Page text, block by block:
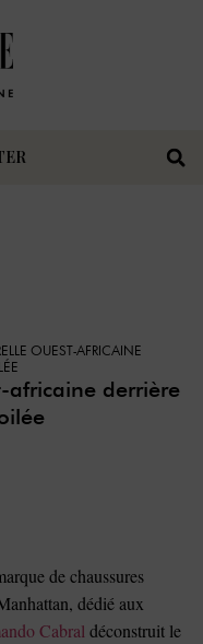
OUEST-AFRICAINE
africaine derrière
de chaussures
dédié aux
Cabral déconstruit le